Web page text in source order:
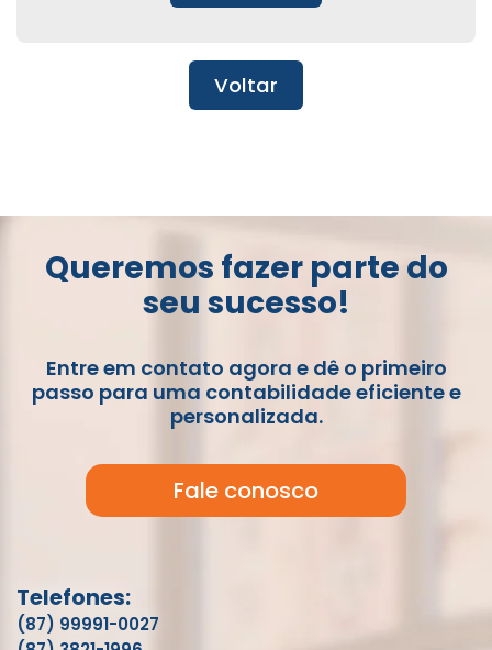
Voltar
Queremos fazer parte do
seu sucesso!
Entre em contato agora e dê o primeiro
passo para uma contabilidade eficiente e
personalizada.
Fale conosco
Telefones:
(87) 99991-0027